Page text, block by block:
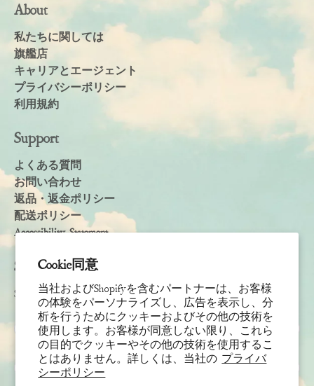
Cookie同意
当社およびShopifyを含むパートナーは、お客様
の体験をパーソナライズし、広告を表示し、分
析を行うためにクッキーおよびその他の技術を
使用します。お客様が同意しない限り、これら
の目的でクッキーやその他の技術を使用するこ
とはありません。詳しくは、当社の プライバ
シーポリシー
About
私たちに関しては
旗艦店
キャリアとエージェント
プライバシーポリシー
利用規約
Support
よくある質問
お問い合わせ
返品・返金ポリシー
配送ポリシー
Accessibility Statement
Subscribe
Sign up to receive the latest news & connect with your stylist
名
姓